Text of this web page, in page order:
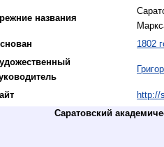
названия
1802
http://
Саратовский